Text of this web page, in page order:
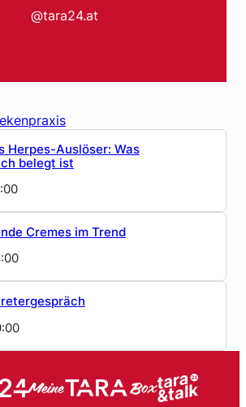
@tara24.at
Herpes-Auslöser: Was
belegt ist
Cremes im Trend